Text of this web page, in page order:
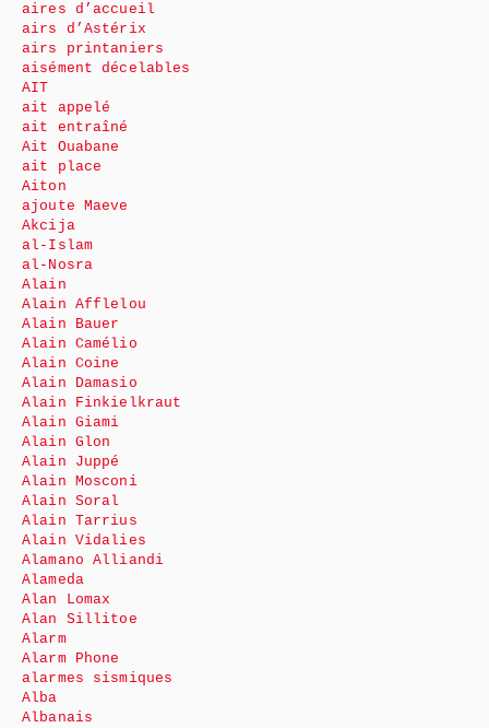
aires d’accueil
airs d’Astérix
airs printaniers
aisément décelables
AIT
ait appelé
ait entraîné
Ait Ouabane
ait place
Aiton
ajoute Maeve
Akcija
al-Islam
al-Nosra
Alain
Alain Afflelou
Alain Bauer
Alain Camélio
Alain Coine
Alain Damasio
Alain Finkielkraut
Alain Giami
Alain Glon
Alain Juppé
Alain Mosconi
Alain Soral
Alain Tarrius
Alain Vidalies
Alamano Alliandi
Alameda
Alan Lomax
Alan Sillitoe
Alarm
Alarm Phone
alarmes sismiques
Alba
Albanais